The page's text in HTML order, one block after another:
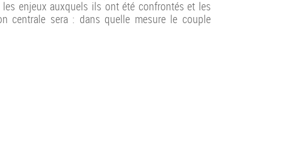
enjeux auxquels ils ont été confrontés et les
centrale sera : dans quelle mesure le couple